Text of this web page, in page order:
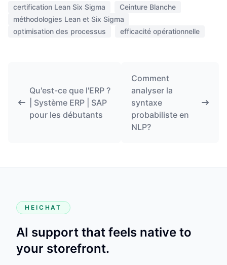
certification Lean Six Sigma
Ceinture Blanche
méthodologies Lean et Six Sigma
optimisation des processus
efficacité opérationnelle
Qu'est-ce que l'ERP ?
| Système ERP | SAP
pour les débutants
Comment
analyser la
syntaxe
probabiliste en
NLP?
HEICHAT
AI support that feels native to
your storefront.